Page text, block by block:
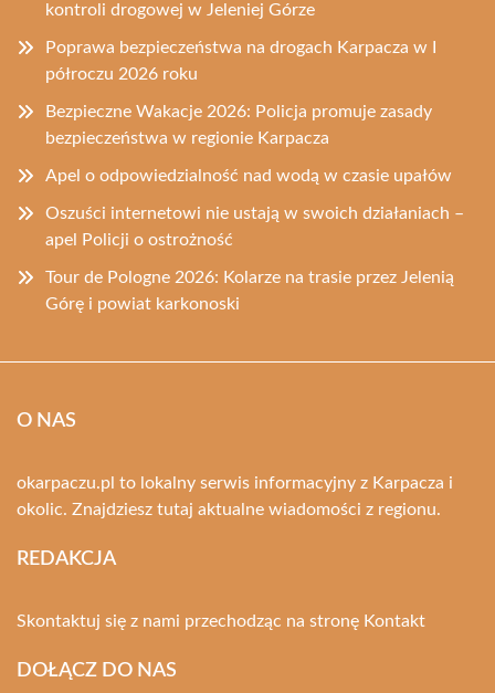
kontroli drogowej w Jeleniej Górze
Poprawa bezpieczeństwa na drogach Karpacza w I
półroczu 2026 roku
Bezpieczne Wakacje 2026: Policja promuje zasady
bezpieczeństwa w regionie Karpacza
Apel o odpowiedzialność nad wodą w czasie upałów
Oszuści internetowi nie ustają w swoich działaniach –
apel Policji o ostrożność
Tour de Pologne 2026: Kolarze na trasie przez Jelenią
Górę i powiat karkonoski
O NAS
okarpaczu.pl to lokalny serwis informacyjny z Karpacza i
okolic. Znajdziesz tutaj aktualne wiadomości z regionu.
REDAKCJA
Skontaktuj się z nami przechodząc na stronę Kontakt
DOŁĄCZ DO NAS